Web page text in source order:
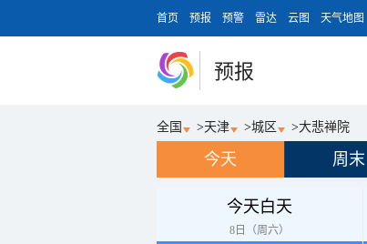
首页 预报 预警 雷达 云图 天气地图
预报
全国 >天津 >城区 >大悲禅院
今天 周末
今天白天
8日（周六）